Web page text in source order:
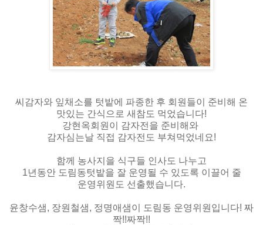
씨감자와 잎채소를 텃밭에 파종한 후 회원들이 준비해 온
맛있는 간식으로 새참도 먹었습니다!
강현옥회원이 감자전을 준비해와
감자심는날 직접 감자전도 부쳐먹었네요!
함께 농사지을 식구들 인사도 나누고
1년동안 도림동텃밭을 잘 운영될 수 있도록 이끌어 줄
운영위원도 선출했습니다.
윤창수샘, 장원철샘, 정명애샘이 도림동 운영위원입니다! 짜
짝!!짜짝!!